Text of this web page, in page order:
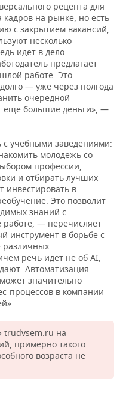
рецепта для
на рынке, но есть
с закрытием вакансий,
несколько
идет в дело
предлагает
работе. Это
— уже через полгода
очередной
еще большие деньги», —
с учебными заведениями:
молодежь со
профессии,
и отбирать лучших
инвестировать в
Это позволит
знаний с
— перечисляет
инструмент в борьбе с
различных
речь идет не об AI,
Автоматизация
значительно
процессов в компании
trudvsem.ru на
примерно такого
возраста не